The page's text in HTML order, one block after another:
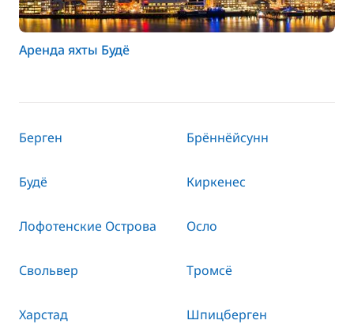
Аренда яхты Будё
Берген Брённёйсунн
Будё Киркенес
Лофотенские Острова Осло
Свольвер Тромсё
Харстад
Шпицберген